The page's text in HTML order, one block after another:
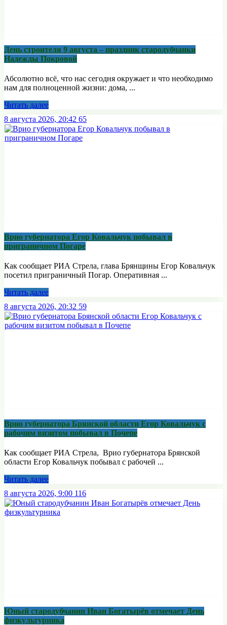
День строителя 9 августа – праздник стародубчанки
Надежды Покровой
Абсолютно всё, что нас сегодня окружает и что необходимо
нам для полноценной жизни: дома, ...
Читать далее
8 августа 2026, 20:42 65
Врио губернатора Егор Ковальчук побывал в
приграничном Погаре
Как сообщает РИА Стрела, глава Брянщины Егор Ковальчук
посетил приграничный Погар. Оперативная ...
Читать далее
8 августа 2026, 20:32 59
Врио губернатора Брянской области Егор Ковальчук с
рабочим визитом побывал в Почепе
Как сообщает РИА Стрела, Врио губернатора Брянской
области Егор Ковальчук побывал с рабочей ...
Читать далее
8 августа 2026, 9:00 116
Юный стародубчанин Иван Богатырёв отмечает День
физкультурника